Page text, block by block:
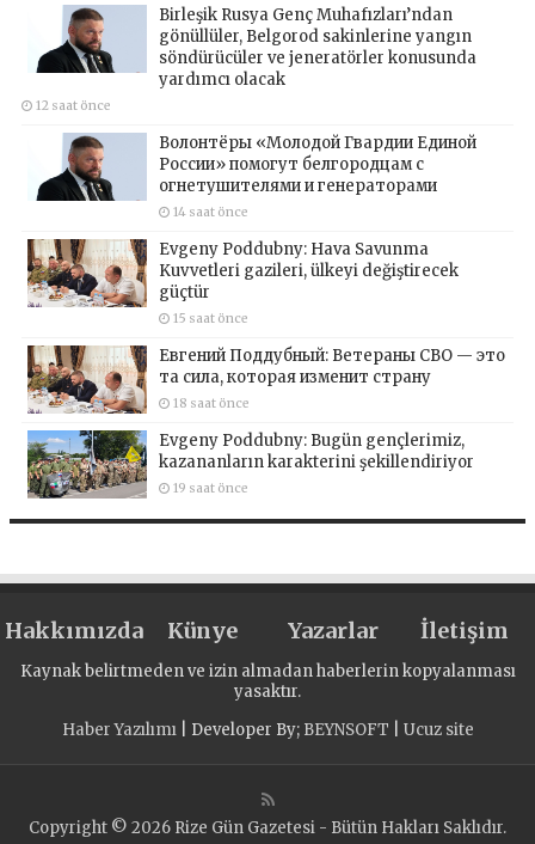
Birleşik Rusya Genç Muhafızları’ndan
gönüllüler, Belgorod sakinlerine yangın
söndürücüler ve jeneratörler konusunda
yardımcı olacak
12 saat önce
Волонтёры «Молодой Гвардии Единой
России» помогут белгородцам с
огнетушителями и генераторами
14 saat önce
Evgeny Poddubny: Hava Savunma
Kuvvetleri gazileri, ülkeyi değiştirecek
güçtür
15 saat önce
Евгений Поддубный: Ветераны СВО — это
та сила, которая изменит страну
18 saat önce
Evgeny Poddubny: Bugün gençlerimiz,
kazananların karakterini şekillendiriyor
19 saat önce
Hakkımızda Künye Yazarlar İletişim
Kaynak belirtmeden ve izin almadan haberlerin kopyalanması
yasaktır.
Haber Yazılımı| Developer By; BEYNSOFT Ucuz site
Copyright © 2026 Rize Gün Gazetesi - Bütün Hakları Saklıdır.